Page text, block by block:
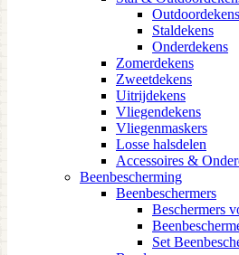
Outdoordekens
Staldekens
Onderdekens
Zomerdekens
Zweetdekens
Uitrijdekens
Vliegendekens
Vliegenmaskers
Losse halsdelen
Accessoires &
Beenbescherming
Beenbeschermers
Beschermers
Set